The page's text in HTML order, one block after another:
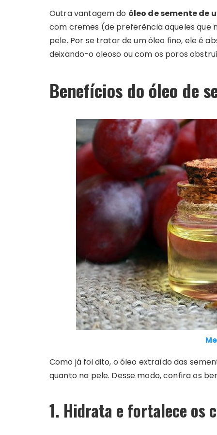
Outra vantagem do óleo de semente de
com cremes (de preferência aqueles que
pele. Por se tratar de um óleo fino, ele é
deixando-o oleoso ou com os poros
Benefícios do óleo de
Como já foi dito, o óleo extraído das
quanto na pele. Desse modo, confira os
1. Hidrata e fortalece os